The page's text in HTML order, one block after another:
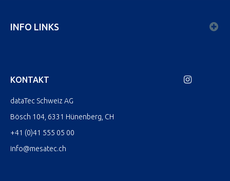
INFO LINKS
KONTAKT
dataTec Schweiz AG
Bösch 104, 6331 Hünenberg, CH
+41 (0)41 555 05 00
info@mesatec.ch